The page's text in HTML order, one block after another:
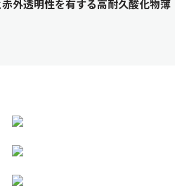
外透明性を有する高耐久酸化物薄